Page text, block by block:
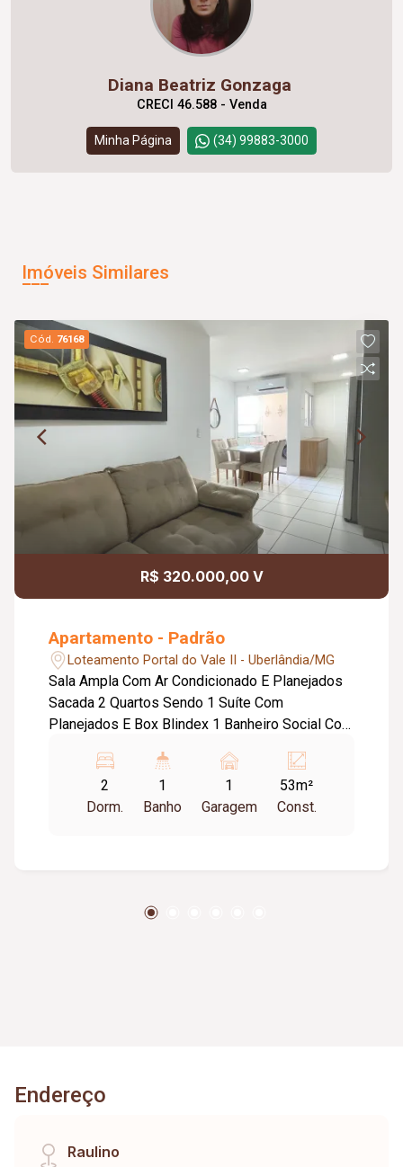
Diana Beatriz Gonzaga
CRECI 46.588 - Venda
Minha Página (34) 99883-3000
Imóveis Similares
Cód. 76168
R$ 320.000,00 V
Apartamento - Padrão
Loteamento Portal do Vale II - Uberlândia/MG
Sala Ampla Com Ar Condicionado E Planejados
Sacada 2 Quartos Sendo 1 Suíte Com
Planejados E Box Blindex 1 Banheiro Social Com
Cooktop, Exaustor, Depurador, Bancada Em
Granito E Planejados Lavanderia Fechadura
Eletrônica Energia Sob Demanda Com Geração
2
Dorm.
1
Banho
1
Garagem
53m²
Const.
Endereço
Raulino